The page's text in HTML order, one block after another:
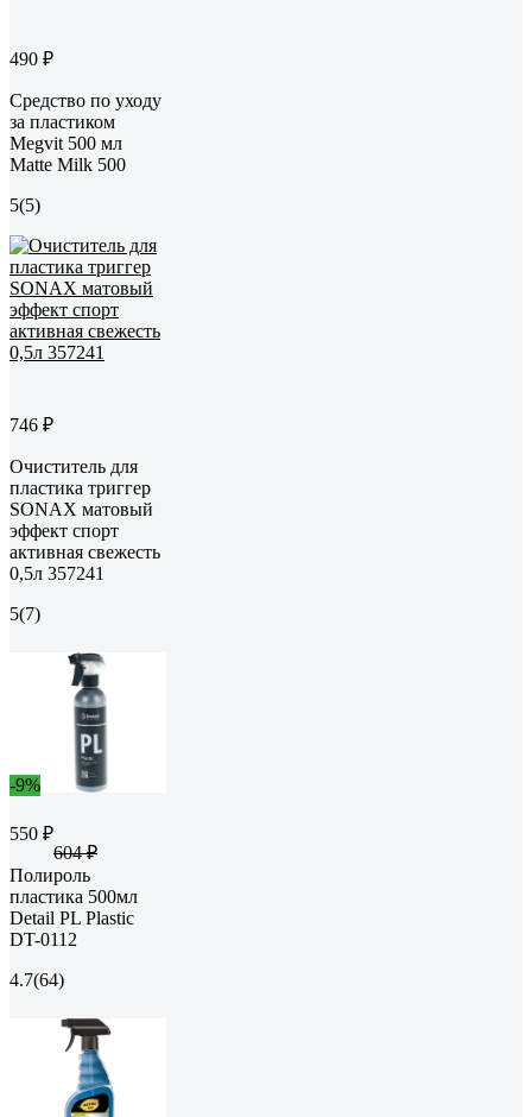
490 ₽
Средство по уходу
за пластиком
Megvit 500 мл
Matte Milk 500
5(5)
746 ₽
Очиститель для
пластика триггер
SONAX матовый
эффект спорт
активная свежесть
0,5л 357241
5(7)
-9%
550 ₽
604 ₽
Полироль
пластика 500мл
Detail PL Plastic
DT-0112
4.7(64)